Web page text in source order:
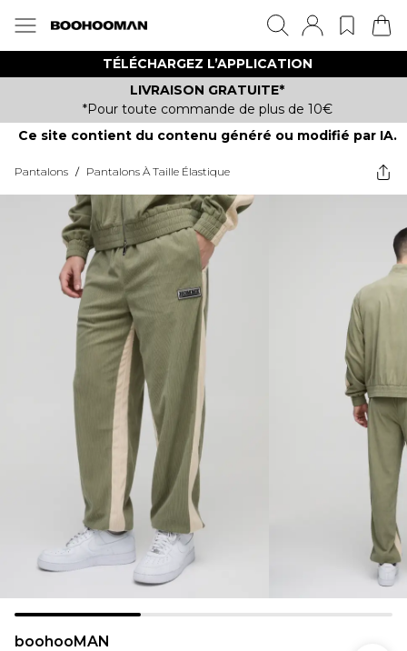
TÉLÉCHARGEZ L’APPLICATION
LIVRAISON GRATUITE*
*Pour toute commande de plus de 10€
Ce site contient du contenu généré ou modifié par IA.
Pantalons / Pantalons À Taille Élastique
boohooMAN